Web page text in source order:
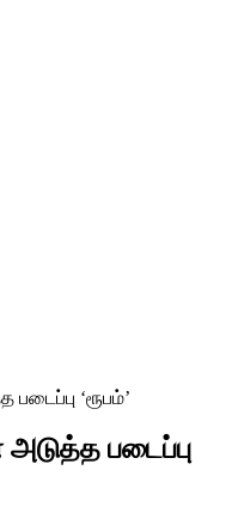
‘ரூபம்’
படைப்பு